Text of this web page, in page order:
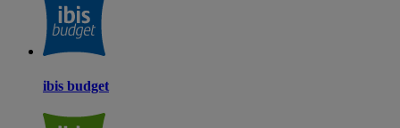
ibis budget